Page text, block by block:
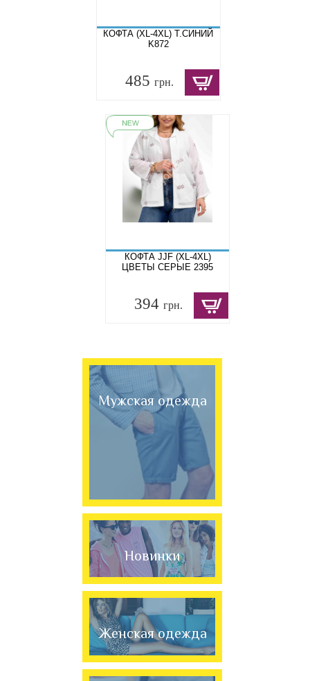
КОФТА (XL-4XL) Т.СИНИЙ
K872
485 грн.
КОФТА JJF (XL-4XL)
ЦВЕТЫ СЕРЫЕ 2395
394 грн.
Мужская одежда
Новинки
Женская одежда